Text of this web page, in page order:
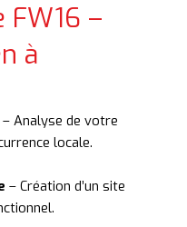
–
à
– Analyse de votre
locale.
– Création d’un site